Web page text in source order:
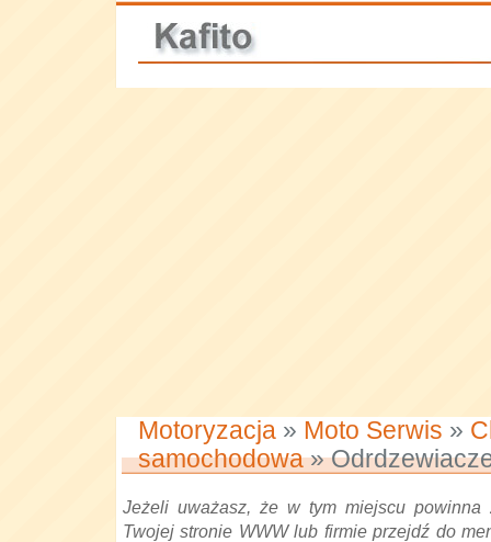
Motoryzacja » Moto Serwis »
samochodowa»
Jeżeli uważasz, że w tym miejscu powinna
Twojej stronie WWW lub firmie przejdź do